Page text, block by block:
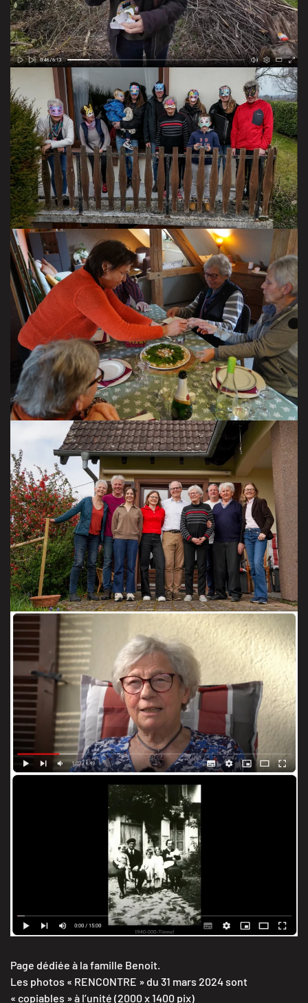
VOIR LES RUSH 6 MN 34 S
chez grand Mamie
le 9 février 2025
VISITER LA GALERIE
à Neudorf
le 25 janvier 2025
VISITER LA GALERIE
La famille de Tina à Durrenbach chez Timmel
Bernadette et Alphonse le 31 mars 2024
VISITER LA GALERIE
A propos de la famille Benoit
VOIR LES INTERVIEWS
à re-visiter
ALLER À LA PAGE
Page dédiée à la famille Benoit.
Les photos « RENCONTRE » du 31 mars 2024 sont
« copiables » à l’unité (2000 x 1400 pix)